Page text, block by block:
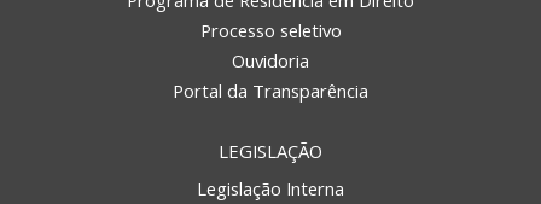
Processo seletivo
Ouvidoria
Portal da Transparência
LEGISLAÇÃO
Legislação Interna